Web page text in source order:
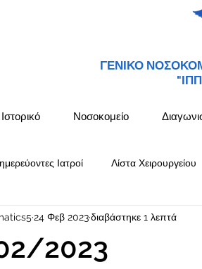
ΓΕΝΙΚΟ
Ιστορικό Νοσοκομείο
Ιατροί Λίστα Χειρουργείου
2023
24 Φεβ 2023διαβάστηκε 1 λεπτά